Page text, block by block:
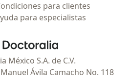
para clientes
para especialistas
Doctoralia - Página de inicio
México S.A. de C.V.
Ávila Camacho No. 118